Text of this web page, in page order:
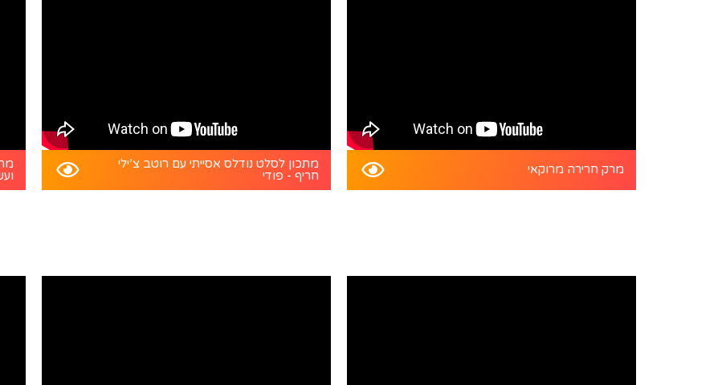
מרק חרירה מרוקאי
מתכון לסלט נודלס אסייתי עם רוטב צ’ילי
חריף - פודי